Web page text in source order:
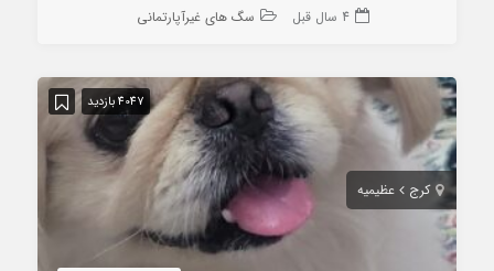
4 سال قبل سگ های غیرآپارتمانی
4047 بازدید
کرج عظیمیه